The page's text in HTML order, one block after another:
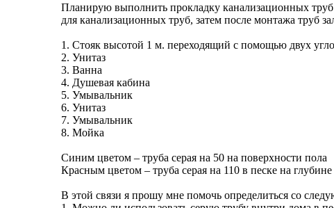
Планирую выполнить прокладку канализационных
для канализационных труб, затем после монтажа труб
1. Стояк высотой 1 м. переходящий с помощью двух
2. Унитаз
3. Ванна
4. Душевая кабина
5. Умывальник
6. Унитаз
7. Умывальник
8. Мойка
Синим цветом – труба серая на 50 на поверхности пола
Красным цветом – труба серая на 110 в песке на
В этой связи я прошу мне помочь определиться со